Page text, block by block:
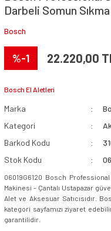
Darbeli Somun
Bosch
%-1 22.220,00
Bosch El Aletleri
Marka
Kategori
Barkod Kodu
Stok Kodu
06019G6120 Bosch
Makinesi - Çantalı Ustapazar
Alet ve Aksesuar Satıcısıdır.
kategori sayfamızı ziyaret
garantilidir.